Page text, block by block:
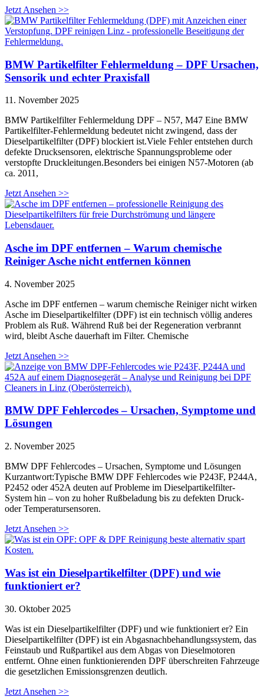
Jetzt Ansehen >>
BMW Partikelfilter Fehlermeldung – DPF Ursachen,
Sensorik und echter Praxisfall
11. November 2025
BMW Partikelfilter Fehlermeldung DPF – N57, M47 Eine BMW
Partikelfilter-Fehlermeldung bedeutet nicht zwingend, dass der
Dieselpartikelfilter (DPF) blockiert ist.Viele Fehler entstehen durch
defekte Drucksensoren, elektrische Spannungsprobleme oder
verstopfte Druckleitungen.Besonders bei einigen N57-Motoren (ab
ca. 2011,
Jetzt Ansehen >>
Asche im DPF entfernen – Warum chemische
Reiniger Asche nicht entfernen können
4. November 2025
Asche im DPF entfernen – warum chemische Reiniger nicht wirken
Asche im Dieselpartikelfilter (DPF) ist ein technisch völlig anderes
Problem als Ruß. Während Ruß bei der Regeneration verbrannt
wird, bleibt Asche dauerhaft im Filter. Chemische
Jetzt Ansehen >>
BMW DPF Fehlercodes – Ursachen, Symptome und
Lösungen
2. November 2025
BMW DPF Fehlercodes – Ursachen, Symptome und Lösungen
Kurzantwort:Typische BMW DPF Fehlercodes wie P243F, P244A,
P2452 oder 452A deuten auf Probleme im Dieselpartikelfilter-
System hin – von zu hoher Rußbeladung bis zu defekten Druck-
oder Temperatursensoren.
Jetzt Ansehen >>
Was ist ein Dieselpartikelfilter (DPF) und wie
funktioniert er?
30. Oktober 2025
Was ist ein Dieselpartikelfilter (DPF) und wie funktioniert er? Ein
Dieselpartikelfilter (DPF) ist ein Abgasnachbehandlungssystem, das
Feinstaub und Rußpartikel aus dem Abgas von Dieselmotoren
entfernt. Ohne einen funktionierenden DPF überschreiten Fahrzeuge
die gesetzlichen Emissionsgrenzen deutlich.
Jetzt Ansehen >>